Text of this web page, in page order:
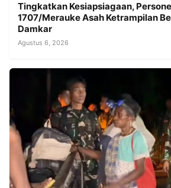
Tingkatkan Kesiapsiagaan,
1707/Merauke Asah Ketrampilan
Damkar
Agustus 6, 2026